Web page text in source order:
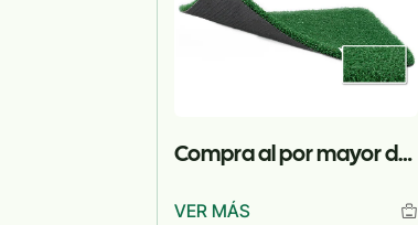
Compra al por mayor de césped de hockey para proyectos
VER MÁS